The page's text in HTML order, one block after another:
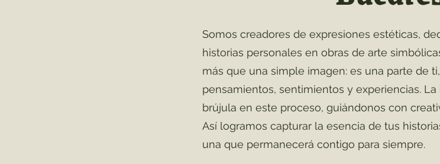
Somos creadores de expresiones estéticas,
historias personales en obras de arte
más que una simple imagen: es una parte de
pensamientos, sentimientos y experiencias.
brújula en este proceso, guiándonos con
Así logramos capturar la esencia de tus
una que permanecerá contigo para siempre.